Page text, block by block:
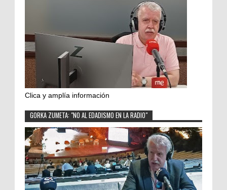
Clica y amplía información
GORKA ZUMETA: "NO AL EDADISMO EN LA RADIO"